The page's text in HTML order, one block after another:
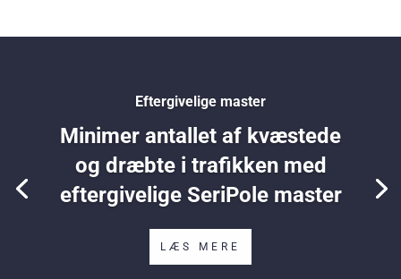
Eftergivelige master
Minimer antallet af kvæstede
og dræbte i trafikken med
eftergivelige SeriPole master
LÆS MERE